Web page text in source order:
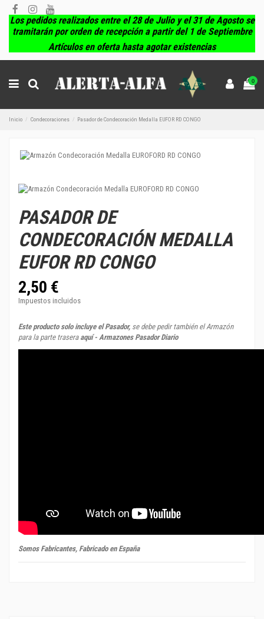
Los pedidos realizados entre el 28 de Julio y el 31 de Agosto se
tramitarán por orden de recepción a partir del 1 de Septiembre
Artículos en oferta hasta agotar existencias
0
Inicio Condecoraciones Pasador de Condecoración Medalla EUFOR RD CONGO
PASADOR DE
CONDECORACIÓN MEDALLA
EUFOR RD CONGO
2,50 €
Impuestos incluidos
Este producto solo incluye el Pasador, se debe pedir también el Armazón
para la parte trasera aquí - Armazones Pasador Diario
Somos Fabricantes, Fabricado en España